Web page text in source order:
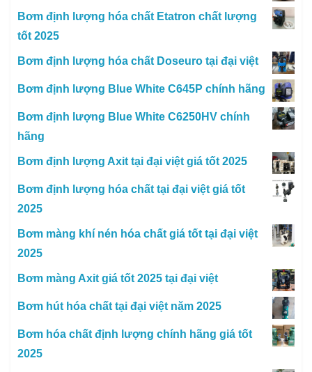
Bơm định lượng hóa chất Etatron chất lượng
tốt 2025
Bơm định lượng hóa chất Doseuro tại đại việt
Bơm định lượng Blue White C645P chính hãng
Bơm định lượng Blue White C6250HV chính
hãng
Bơm định lượng Axit tại đại việt giá tốt 2025
Bơm định lượng hóa chất tại đại việt giá tốt
2025
Bơm màng khí nén hóa chất giá tốt tại đại việt
2025
Bơm màng Axit giá tốt 2025 tại đại việt
Bơm hút hóa chất tại đại việt năm 2025
Bơm hóa chất định lượng chính hãng giá tốt
2025